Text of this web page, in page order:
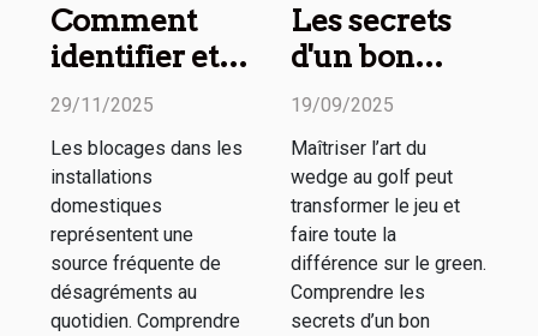
Comment
identifier et
résoudre les
vos
installations
domestiques
?
29/11/2025
Les blocages dans les
installations
domestiques
représentent une
source fréquente de
désagréments au
quotidien. Comprendre
Les secrets
d'un bon
wedge
ligne
19/09/2025
Maîtriser l’art du
wedge au golf peut
transformer le jeu et
faire toute la
différence sur le green.
Comprendre les
secrets d’un bon